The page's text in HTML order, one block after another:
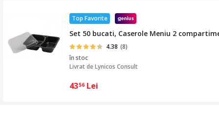
Top Favorite
Set 50 bucati, Caserole Meniu 2
4.38 (8)
în stoc
Livrat deLynicos Consult
4356 Lei